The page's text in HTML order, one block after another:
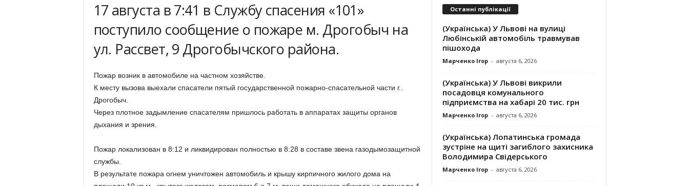
17 августа в 7:41 в Службу спасения «101»
поступило сообщение о пожаре м. Дрогобыч на
ул. Рассвет, 9 Дрогобычского района.
Пожар возник в автомобиле на частном хозяйстве.
К месту вызова выехали спасатели пятый государственной пожарно-спасательной части г..
Дрогобыч.
Через плотное задымление спасателям пришлось работать в аппаратах защиты органов
дыхания и зрения.
Пожар локализован в 8:12 и ликвидирован полностью в 8:28 в составе звена газодымозащитной
службы.
В результате пожара огнем уничтожен автомобиль и крышу кирпичного жилого дома на
Останні публікації
(Українська) У Львові на вулиці
Любінській автомобіль травмував
пішохода
Марченко Ігор - августа 6, 2026
(Українська) У Львові викрили
посадовця комунального
підприємства на хабарі 20 тис. грн
Марченко Ігор - августа 6, 2026
(Українська) Лопатинська громада
зустріне на щиті загиблого захисника
Володимира Свідерського
Марченко Ігор - августа 6, 2026